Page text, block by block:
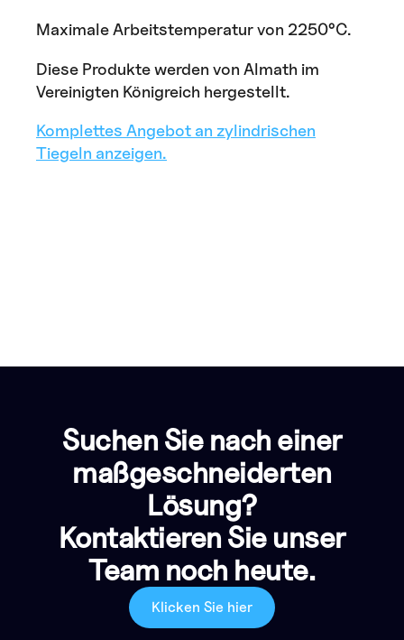
Maximale Arbeitstemperatur von 2250°C.
Diese Produkte werden von Almath im
Vereinigten Königreich hergestellt.
Komplettes Angebot an zylindrischen
Tiegeln anzeigen.
Suchen Sie nach einer
maßgeschneiderten
Lösung?
Kontaktieren Sie unser
Team noch heute.
Klicken Sie hier